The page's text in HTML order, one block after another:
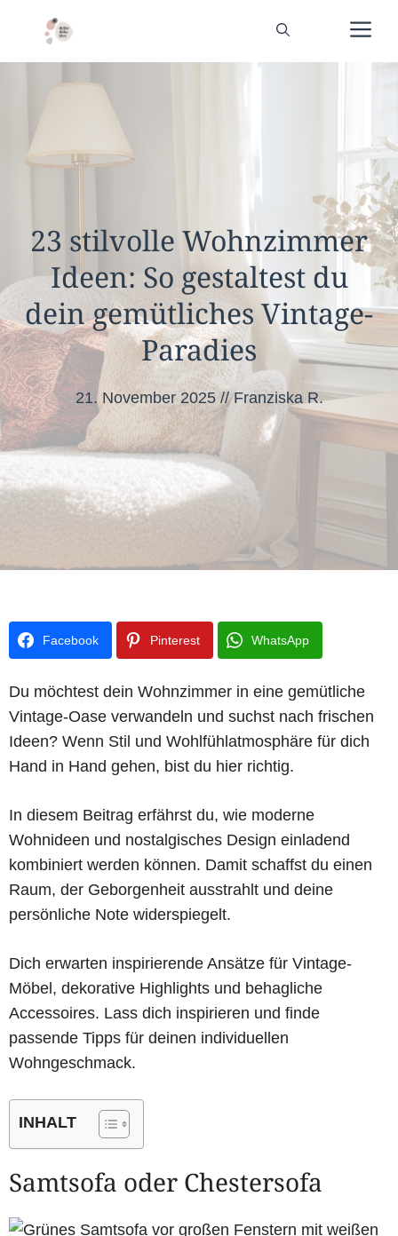
springen
23 stilvolle Wohnzimmer
Ideen: So gestaltest du
dein gemütliches Vintage-
Paradies
21. November 2025 // Franziska R.
Facebook Pinterest WhatsApp
Du möchtest dein Wohnzimmer in eine gemütliche
Vintage-Oase verwandeln und suchst nach frischen
Ideen? Wenn Stil und Wohlfühlatmosphäre für dich
Hand in Hand gehen, bist du hier richtig.
In diesem Beitrag erfährst du, wie moderne
Wohnideen und nostalgisches Design einladend
kombiniert werden können. Damit schaffst du einen
Raum, der Geborgenheit ausstrahlt und deine
persönliche Note widerspiegelt.
Dich erwarten inspirierende Ansätze für Vintage-
Möbel, dekorative Highlights und behagliche
Accessoires. Lass dich inspirieren und finde
passende Tipps für deinen individuellen
Wohngeschmack.
INHALT
Samtsofa oder Chestersofa